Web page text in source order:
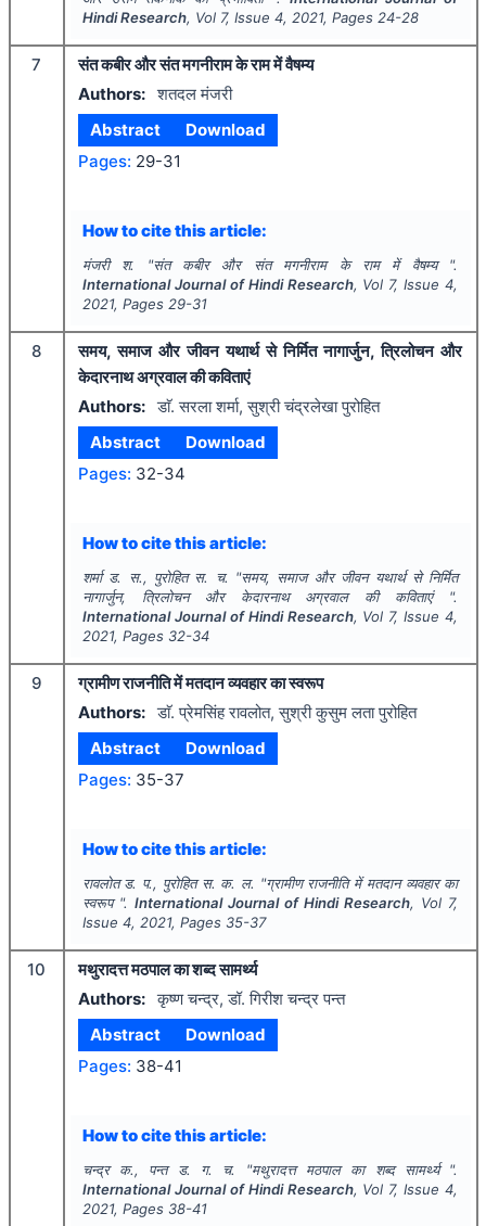
Hindi Research, Vol 7, Issue 4, 2021, Pages 24-28
7
संत कबीर और संत मगनीराम के राम में वैषम्य
Authors: शतदल मंजरी
Abstract
Download
Pages: 29-31
How to cite this article:
मंजरी श. "संत कबीर और संत मगनीराम के राम में वैषम्य ".
International Journal of Hindi Research, Vol 7, Issue4,
2021, Pages 29-31
8
समय, समाज और जीवन यथार्थ से निर्मित नागार्जुन, त्रिलोचन और
केदारनाथ अग्रवाल की कविताएं
Authors: डाॅ. सरला शर्मा, सुश्री चंद्रलेखा पुरोहित
Abstract
Download
Pages: 32-34
How to cite this article:
शर्मा ड. स., पुरोहित स. च. "समय, समाज और जीवन यथार्थ से निर्मित
नागार्जुन, त्रिलोचन और केदारनाथ अग्रवाल की कविताएं ".
International Journal of Hindi Research, Vol 7, Issue4,
2021, Pages 32-34
9
ग्रामीण राजनीति में मतदान व्यवहार का स्वरूप
Authors: डाॅ. प्रेमसिंह रावलोत, सुश्री कुसुम लता पुरोहित
Abstract
Download
Pages: 35-37
How to cite this article:
रावलोत ड. प., पुरोहित स. क. ल. "ग्रामीण राजनीति में मतदान व्यवहार का
स्वरूप ". International Journal of Hindi Research, Vol 7,
Issue 4, 2021, Pages 35-37
10
मथुरादत्त मठपाल का शब्द सामर्थ्य
Authors: कृष्ण चन्द्र, डॉ. गिरीश चन्द्र पन्त
Abstract
Download
Pages: 38-41
How to cite this article:
चन्द्र क., पन्त ड. ग. च. "मथुरादत्त मठपाल का शब्द सामर्थ्य ".
International Journal of Hindi Research, Vol 7, Issue4,
2021, Pages 38-41